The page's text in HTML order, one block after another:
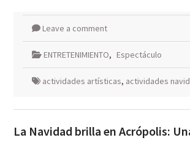
Leave a comment
ENTRETENIMIENTO, Espectáculo
actividades artísticas, actividades
La Navidad brilla en Acrópolis: